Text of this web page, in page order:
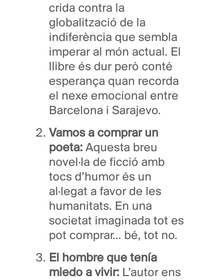
crida contra la
globalització de la
indiferència que sembla
imperar al món actual. El
llibre és dur però conté
esperança quan recorda
el nexe emocional entre
Barcelona i Sarajevo.
Vamos a comprar un
poeta: Aquesta breu
novel·la de ficció amb
tocs d’humor és un
al·legat a favor de les
humanitats. En una
societat imaginada tot es
pot comprar... bé, tot no.
El hombre que tenía
miedo a vivir: L’autor ens